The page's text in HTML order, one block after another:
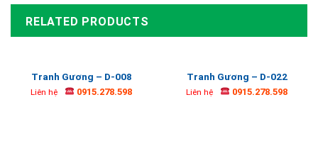
RELATED PRODUCTS
Tranh Gương – D-008
Liên hệ 0915.278.598
Tranh Gương – D-022
Liên hệ 0915.278.598